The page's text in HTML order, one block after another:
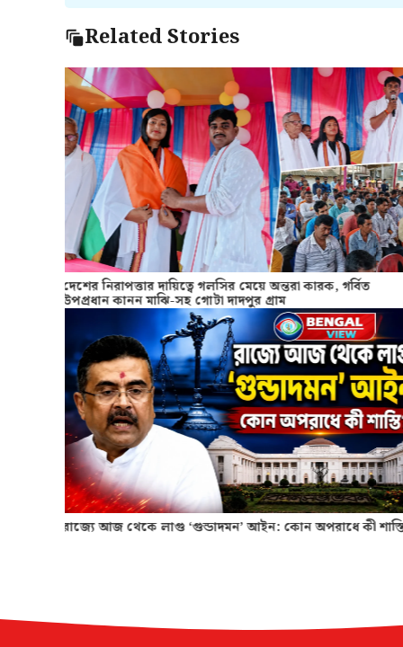
Related Stories
দেশের নিরাপত্তার দায়িত্বে গলসির মেয়ে অন্তরা কারক, গর্বিত
উপপ্রধান কানন মাঝি-সহ গোটা দাদপুর গ্রাম
রাজ্যে আজ থেকে লাগু ‘গুন্ডাদমন’ আইন: কোন অপরাধে কী